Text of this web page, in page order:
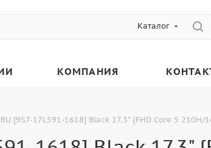
Каталог
КОМПАНИЯ
[9S7-17L591-1618] Black 17.3" {FHD Core 5 210H/